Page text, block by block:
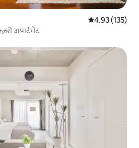
औसत रेटिंग 5 में से
4.93 (135)
अपार्टमेंट